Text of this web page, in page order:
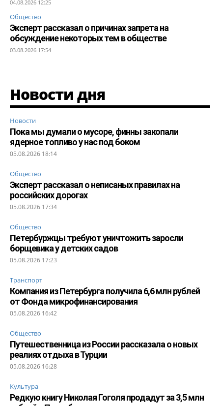
04.08.2026 12:25
Общество
Эксперт рассказал о причинах запрета на
обсуждение некоторых тем в обществе
03.08.2026 17:54
Новости дня
Новости
Пока мы думали о мусоре, финны закопали
ядерное топливо у нас под боком
05.08.2026 18:14
Общество
Эксперт рассказал о неписаных правилах на
российских дорогах
05.08.2026 17:34
Общество
Петербуржцы требуют уничтожить заросли
борщевика у детских садов
05.08.2026 17:23
Транспорт
Компания из Петербурга получила 6,6 млн рублей
от Фонда микрофинансирования
05.08.2026 16:42
Общество
Путешественница из России рассказала о новых
реалиях отдыха в Турции
05.08.2026 16:28
Культура
Редкую книгу Николая Гоголя продадут за 3,5 млн